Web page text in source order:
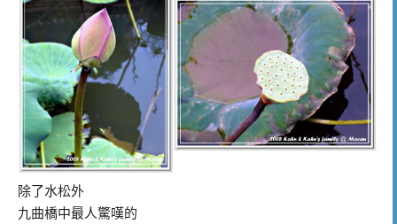
除了水松外
九曲橋中最人驚嘆的